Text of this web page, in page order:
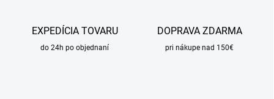
EXPEDÍCIA TOVARU
do 24h po objednaní
DOPRAVA ZDARMA
pri nákupe nad 150€